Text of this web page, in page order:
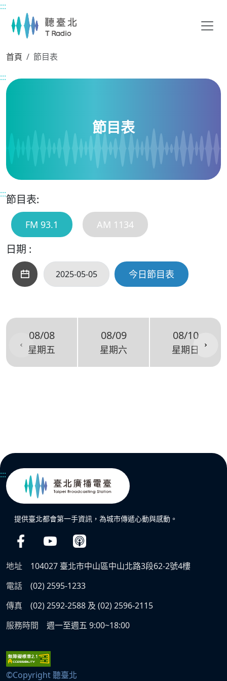
主要內容區塊
:::
首頁
節目表
:::
節目表
:::節目表:
FM 93.1 AM 1134
日期 :
今日節目表
08/08
星期五
08/09
星期六
08/10
星期日
:::
提供臺北都會第一手資訊，為城市傳遞心動與感動。
地址
104027 臺北市中山區中山北路3段62-2號4樓
電話
(02) 2595-1233
傳真
(02) 2592-2588 及 (02) 2596-2115
服務時間
週一至週五 9:00~18:00
©Copyright 聽臺北